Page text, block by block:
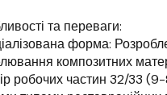
та переваги:
форма:
композитних
робочих частин 32/33